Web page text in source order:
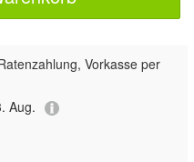
Vorkasse per
Aug.